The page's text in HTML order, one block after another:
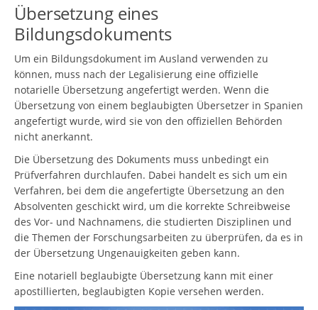
Übersetzung eines
Bildungsdokuments
Um ein Bildungsdokument im Ausland verwenden zu
können, muss nach der Legalisierung eine offizielle
notarielle Übersetzung angefertigt werden. Wenn die
Übersetzung von einem beglaubigten Übersetzer in Spanien
angefertigt wurde, wird sie von den offiziellen Behörden
nicht anerkannt.
Die Übersetzung des Dokuments muss unbedingt ein
Prüfverfahren durchlaufen. Dabei handelt es sich um ein
Verfahren, bei dem die angefertigte Übersetzung an den
Absolventen geschickt wird, um die korrekte Schreibweise
des Vor- und Nachnamens, die studierten Disziplinen und
die Themen der Forschungsarbeiten zu überprüfen, da es in
der Übersetzung Ungenauigkeiten geben kann.
Eine notariell beglaubigte Übersetzung kann mit einer
apostillierten, beglaubigten Kopie versehen werden.